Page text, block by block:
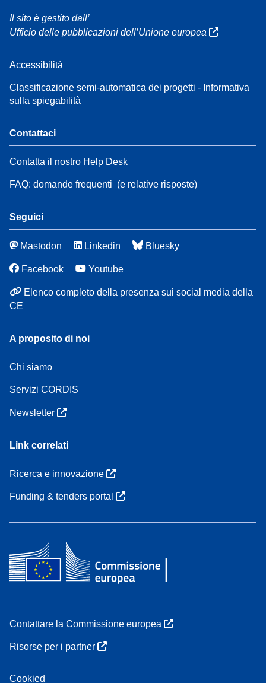
Il sito è gestito dall’
Ufficio delle pubblicazioni dell’Unione europea
Accessibilità
Classificazione semi-automatica dei progetti - Informativa
sulla spiegabilità
Contattaci
Contatta il nostro Help Desk
FAQ: domande frequenti (e relative risposte)
Seguici
Mastodon Linkedin Bluesky
Facebook Youtube
Elenco completo della presenza sui social media della
CE
A proposito di noi
Chi siamo
Servizi CORDIS
Newsletter
Link correlati
Ricerca e innovazione
Funding & tenders portal
Contattare la Commissione europea
Risorse per i partner
Cookied